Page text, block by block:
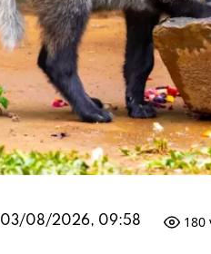
03/08/2026, 09:58 180